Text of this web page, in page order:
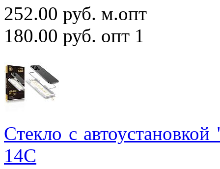
252.00 руб. м.опт
180.00 руб. опт 1
Cтекло с
14С